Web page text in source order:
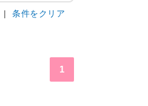
条件をクリア
1